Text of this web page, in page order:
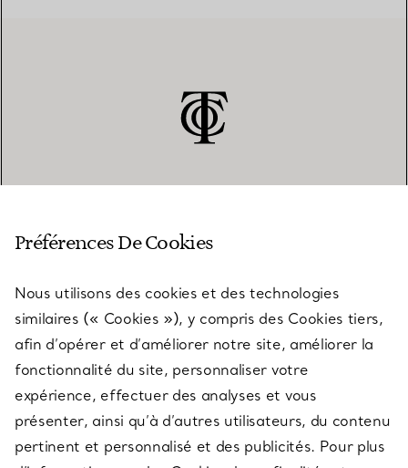
SERVICES
À PROPOS
QUESTIONS LÉGALES
Préférences De Cookies
Nous utilisons des cookies et des technologies
similaires (« Cookies »), y compris des Cookies tiers,
afin d’opérer et d’améliorer notre site, améliorer la
fonctionnalité du site, personnaliser votre
expérience, effectuer des analyses et vous
présenter, ainsi qu’à d’autres utilisateurs, du contenu
pertinent et personnalisé et des publicités. Pour plus